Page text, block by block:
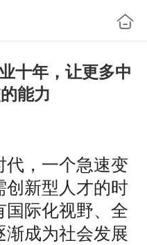
十年，让更多中
能力
代，一个急速变
创新型人才的时
国际化视野、全
成为社会发展